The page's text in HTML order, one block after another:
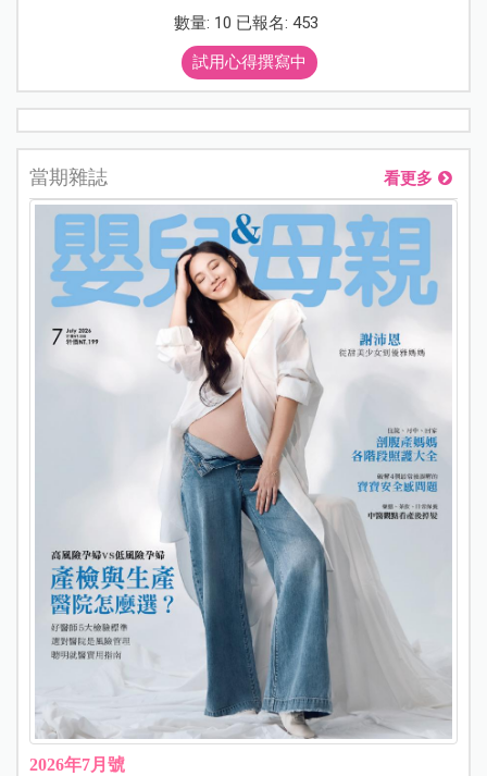
數量: 10 已報名: 453
試用心得撰寫中
當期雜誌 看更多
2026年7月號